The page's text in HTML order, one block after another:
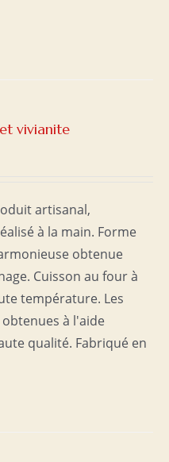
vivianite
artisanal,
à la main. Forme
obtenue
Cuisson au four à
température. Les
à l'aide
qualité. Fabriqué en